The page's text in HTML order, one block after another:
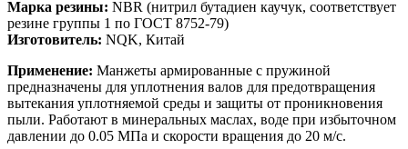
Марка резины: NBR (нитрил бутадиен каучук, соответствует
резине группы 1 по ГОСТ 8752-79)
Изготовитель: NQK, Китай
Применение: Манжеты армированные с пружиной
предназначены для уплотнения валов для предотвращения
вытекания уплотняемой среды и защиты от проникновения
пыли. Работают в минеральных маслах, воде при избыточном
давлении до 0.05 МПа и скорости вращения до 20 м/с.